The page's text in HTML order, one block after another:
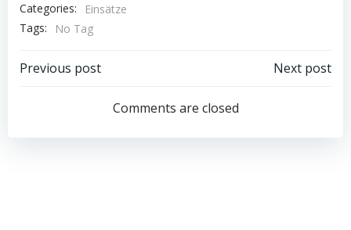
Categories:
Einsätze
Tags:
No Tag
Post
navigation
Previous post
navigation
Next post
Comments are closed